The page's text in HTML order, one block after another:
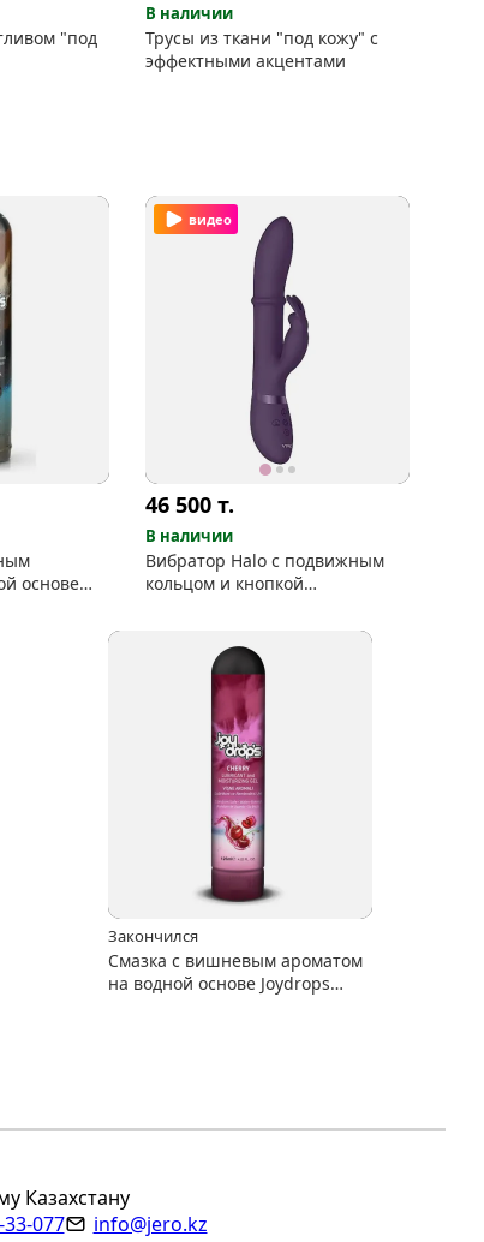
"под
В наличии
Трусы из ткани "под кожу" с
эффектными акцентами
основе
видео
46 500 т.
В наличии
Вибратор Halo с подвижным
кольцом и кнопкой
Закончился
Смазка с вишневым ароматом
на водной основе Joydrops
Казахстану
077 info@jero.kz